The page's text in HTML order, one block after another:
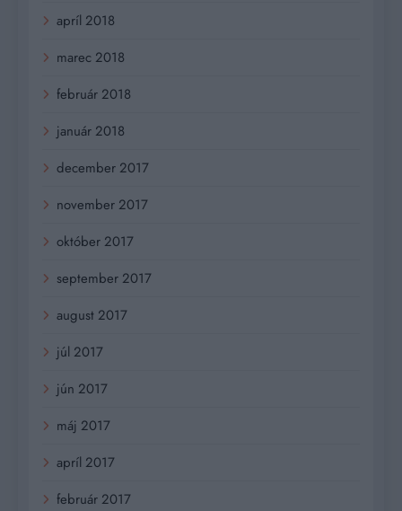
apríl 2018
marec 2018
február 2018
január 2018
december 2017
november 2017
október 2017
september 2017
august 2017
júl 2017
jún 2017
máj 2017
apríl 2017
február 2017